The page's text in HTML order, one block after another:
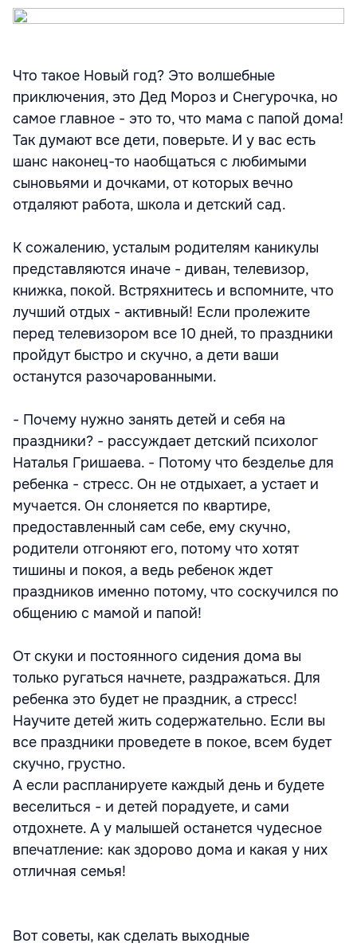
Что такое Новый год? Это волшебные
приключения, это Дед Мороз и Снегурочка, но
самое главное - это то, что мама с папой дома!
Так думают все дети, поверьте. И у вас есть
шанс наконец-то наобщаться с любимыми
сыновьями и дочками, от которых вечно
отдаляют работа, школа и детский сад.
К сожалению, усталым родителям каникулы
представляются иначе - диван, телевизор,
книжка, покой. Встряхнитесь и вспомните, что
лучший отдых - активный! Если пролежите
перед телевизором все 10 дней, то праздники
пройдут быстро и скучно, а дети ваши
останутся разочарованными.
- Почему нужно занять детей и себя на
праздники? - рассуждает детский психолог
Наталья Гришаева. - Потому что безделье для
ребенка - стресс. Он не отдыхает, а устает и
мучается. Он слоняется по квартире,
предоставленный сам себе, ему скучно,
родители отгоняют его, потому что хотят
тишины и покоя, а ведь ребенок ждет
праздников именно потому, что соскучился по
общению с мамой и папой!
От скуки и постоянного сидения дома вы
только ругаться начнете, раздражаться. Для
ребенка это будет не праздник, а стресс!
Научите детей жить содержательно. Если вы
все праздники проведете в покое, всем будет
скучно, грустно.
А если распланируете каждый день и будете
веселиться - и детей порадуете, и сами
отдохнете. А у малышей останется чудесное
впечатление: как здорово дома и какая у них
отличная семья!
Вот советы, как сделать выходные